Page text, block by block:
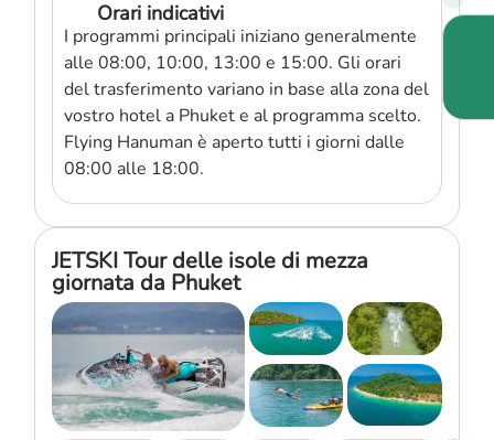
Orari indicativi
I programmi principali iniziano generalmente
alle 08:00, 10:00, 13:00 e 15:00. Gli orari
del trasferimento variano in base alla zona del
vostro hotel a Phuket e al programma scelto.
Flying Hanuman è aperto tutti i giorni dalle
08:00 alle 18:00.
JETSKI Tour delle isole di mezza
giornata da Phuket